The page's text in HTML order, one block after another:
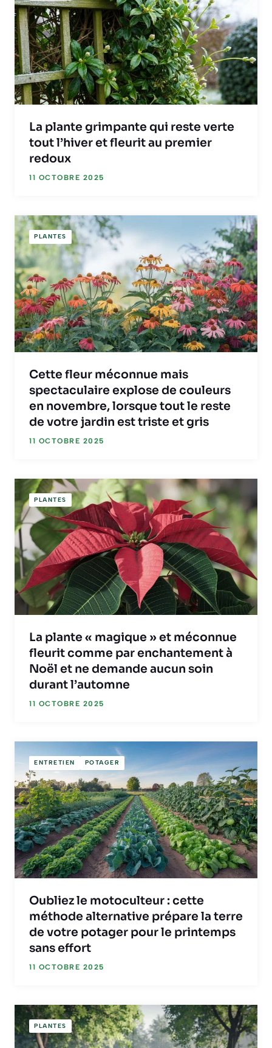
La plante grimpante qui reste verte
tout l’hiver et fleurit au premier
redoux
11 OCTOBRE 2025
PLANTES
Cette fleur méconnue mais
spectaculaire explose de couleurs
en novembre, lorsque tout le reste
de votre jardin est triste et gris
11 OCTOBRE 2025
PLANTES
La plante « magique » et méconnue
fleurit comme par enchantement à
Noël et ne demande aucun soin
durant l’automne
11 OCTOBRE 2025
ENTRETIEN POTAGER
Oubliez le motoculteur : cette
méthode alternative prépare la terre
de votre potager pour le printemps
sans effort
11 OCTOBRE 2025
PLANTES